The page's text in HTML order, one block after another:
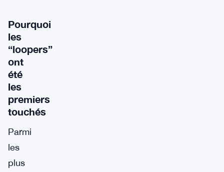
Pourquoi
les
“loopers”
ont
été
les
premiers
touchés
Parmi
les
plus